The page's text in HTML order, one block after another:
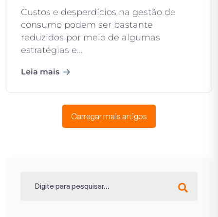
Custos e desperdícios na gestão de
consumo podem ser bastante
reduzidos por meio de algumas
estratégias e...
Leia mais
Carregar mais artigos